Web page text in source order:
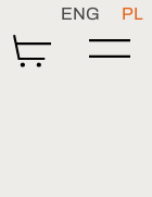
ENG PL